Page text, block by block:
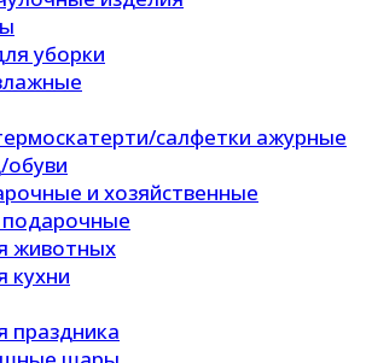
уборки
салфетки ажурные
обуви
и хозяйственные
подарочные
животных
кухни
праздника